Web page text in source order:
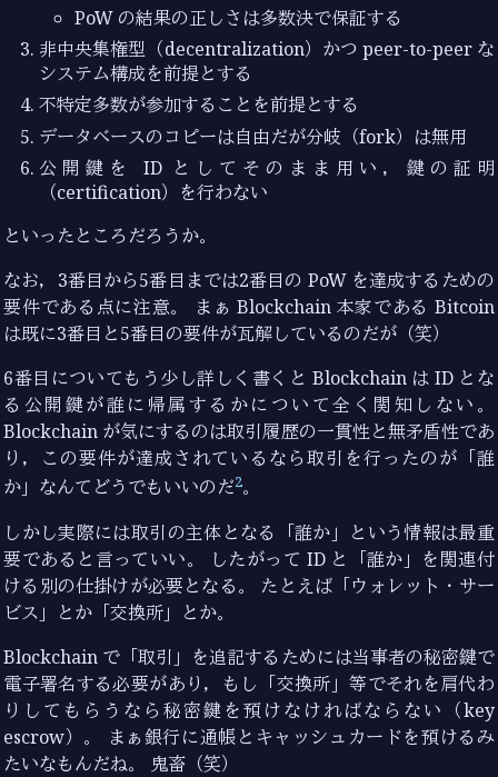
PoW の結果の正しさは多数決で保証する
非中央集権型（decentralization）かつ peer-to-peer な
システム構成を前提とする
不特定多数が参加することを前提とする
データベースのコピーは自由だが分岐（fork）は無用
公開鍵を ID としてそのまま用い，鍵の証明
（certification）を行わない
といったところだろうか。
なお，3番目から5番目までは2番目の PoW を達成するための
要件である点に注意。 まぁ Blockchain 本家である Bitcoin
は既に3番目と5番目の要件が瓦解しているのだが（笑）
6番目についてもう少し詳しく書くと Blockchain は ID とな
る公開鍵が誰に帰属するかについて全く関知しない。
Blockchain が気にするのは取引履歴の一貫性と無矛盾性であ
り，この要件が達成されているなら取引を行ったのが「誰
か」なんてどうでもいいのだ2。
しかし実際には取引の主体となる「誰か」という情報は最重
要であると言っていい。 したがって ID と「誰か」を関連付
ける別の仕掛けが必要となる。 たとえば「ウォレット・サー
ビス」とか「交換所」とか。
Blockchain で「取引」を追記するためには当事者の秘密鍵で
電子署名する必要があり，もし「交換所」等でそれを肩代わ
りしてもらうなら秘密鍵を預けなければならない（key
escrow）。 まぁ銀行に通帳とキャッシュカードを預けるみ
たいなもんだね。 鬼畜（笑）